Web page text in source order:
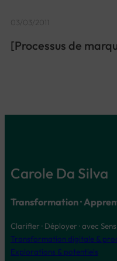
03/03/2011
[Processus de
Carole Da Silva
Transformation ·
Clarifier · Déployer · avec
Transformation digitale &
Explorations & potentiels